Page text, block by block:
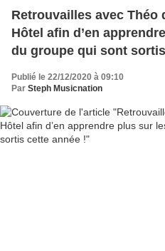
Retrouvailles avec Théo
Hôtel afin d’en
du groupe qui sont
Publié le 22/12/2020 à 09:10
Par Steph Musicnation